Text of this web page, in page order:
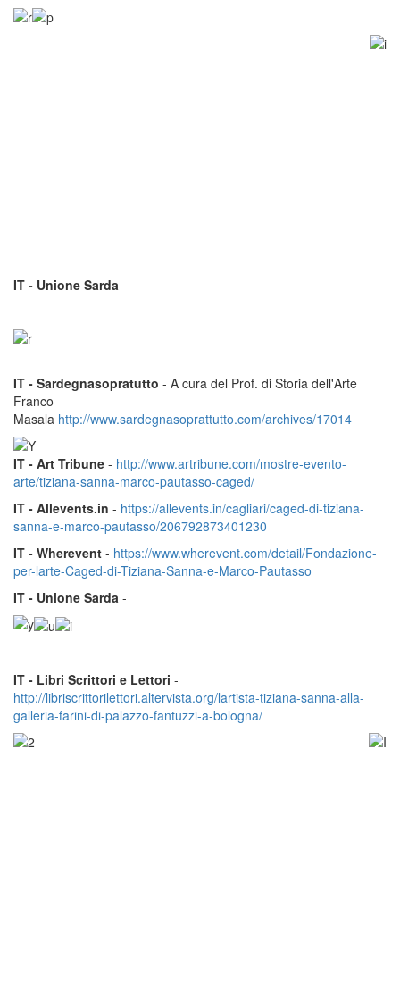
IT - Unione Sarda -
IT - Sardegnasopratutto - A cura del Prof. di Storia dell'Arte
Franco
Masala http://www.sardegnasoprattutto.com/archives/17014
IT - Art Tribune - http://www.artribune.com/mostre-evento-
arte/tiziana-sanna-marco-pautasso-caged/
IT - Allevents.in - https://allevents.in/cagliari/caged-di-tiziana-
sanna-e-marco-pautasso/206792873401230
IT - Wherevent - https://www.wherevent.com/detail/Fondazione-
per-larte-Caged-di-Tiziana-Sanna-e-Marco-Pautasso
IT - Unione Sarda -
IT - Libri Scrittori e Lettori -
http://libriscrittorilettori.altervista.org/lartista-tiziana-sanna-alla-
galleria-farini-di-palazzo-fantuzzi-a-bologna/